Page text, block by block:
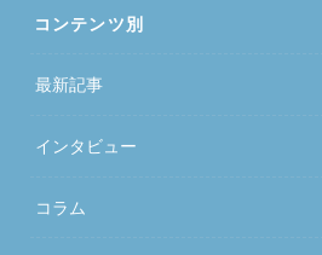
コンテンツ別
最新記事
インタビュー
コラム